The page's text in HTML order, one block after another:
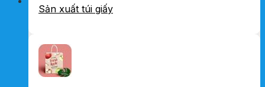
Sản xuất túi giấy